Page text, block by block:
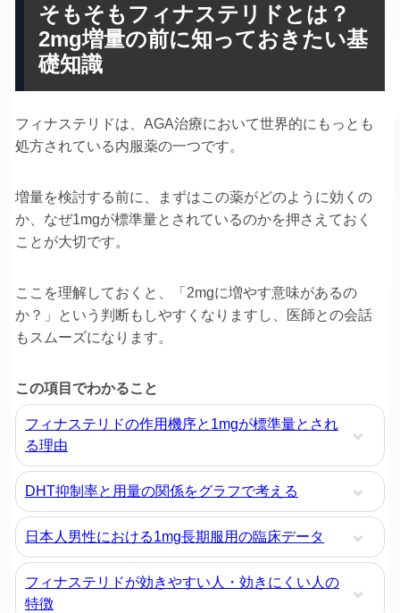
そもそもフィナステリドとは？
2mg増量の前に知っておきたい基
礎知識
フィナステリドは、AGA治療において世界的にもっとも
処方されている内服薬の一つです。
増量を検討する前に、まずはこの薬がどのように効くの
か、なぜ1mgが標準量とされているのかを押さえておく
ことが大切です。
ここを理解しておくと、「2mgに増やす意味があるの
か？」という判断もしやすくなりますし、医師との会話
もスムーズになります。
この項目でわかること
フィナステリドの作用機序と1mgが標準量とされ
る理由
DHT抑制率と用量の関係をグラフで考える
日本人男性における1mg長期服用の臨床データ
フィナステリドが効きやすい人・効きにくい人の
特徴